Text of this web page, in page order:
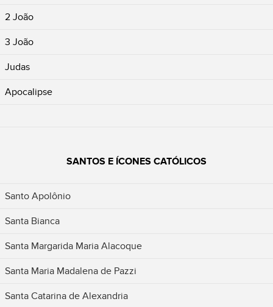
2 João
3 João
Judas
Apocalipse
SANTOS E ÍCONES CATÓLICOS
Santo Apolônio
Santa Bianca
Santa Margarida Maria Alacoque
Santa Maria Madalena de Pazzi
Santa Catarina de Alexandria